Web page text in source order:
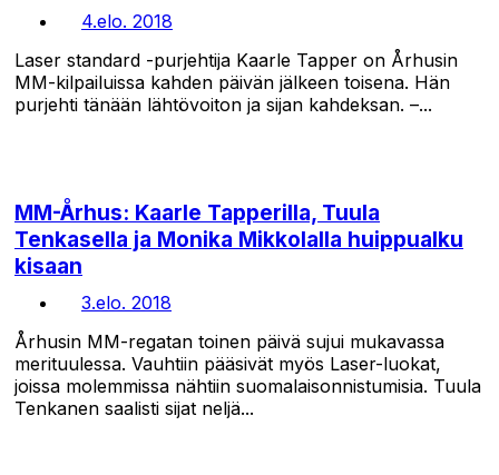
4.elo. 2018
Laser standard -purjehtija Kaarle Tapper on Århusin
MM-kilpailuissa kahden päivän jälkeen toisena. Hän
purjehti tänään lähtövoiton ja sijan kahdeksan. –...
MM-Århus: Kaarle Tapperilla, Tuula
Tenkasella ja Monika Mikkolalla huippualku
kisaan
3.elo. 2018
Århusin MM-regatan toinen päivä sujui mukavassa
merituulessa. Vauhtiin pääsivät myös Laser-luokat,
joissa molemmissa nähtiin suomalaisonnistumisia. Tuula
Tenkanen saalisti sijat neljä...